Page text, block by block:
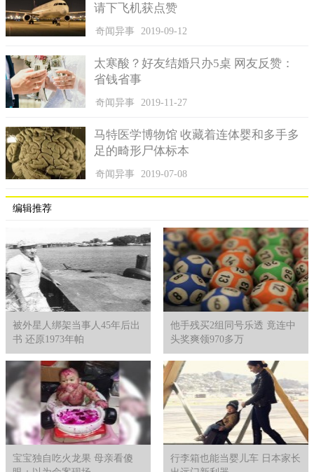
请下飞机获点赞
奇闻异事 2019-09-12
太寒酸？好友结婚只办5桌 网友反赞：
省钱省事
奇闻异事 2019-11-27
马特医学博物馆 收藏着连体婴和多手多
足的畸形尸体标本
奇闻异事 2019-07-08
编辑推荐
被外星人绑架当事人45年后出
书 还原1973年帕
他手残买2组同号乐透 竟连中
头奖爽领970多万
宝宝独自吃火龙果 母亲看傻
行李箱也能当婴儿车 日本家长